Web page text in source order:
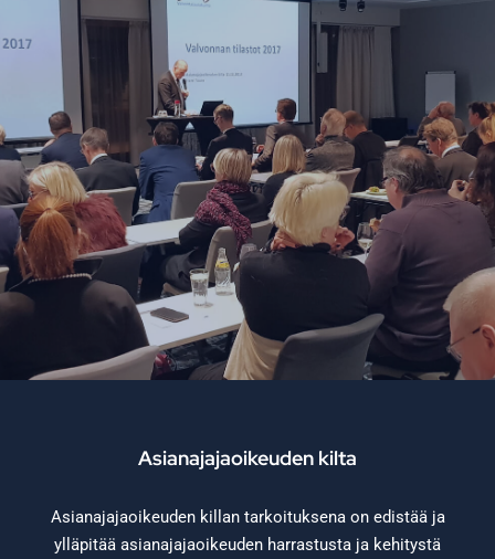
Asianajajaoikeuden kilta
Asianajajaoikeuden killan tarkoituksena on edistää ja
ylläpitää asianajajaoikeuden harrastusta ja kehitystä